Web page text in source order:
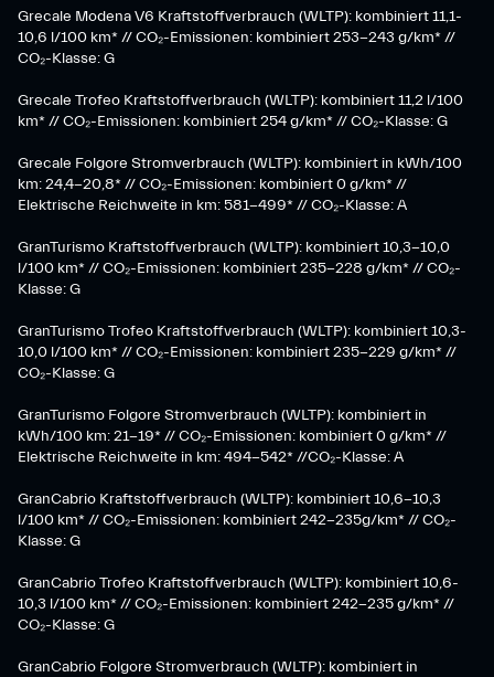
Grecale Modena V6 Kraftstoffverbrauch (WLTP): kombiniert 11,1-
10,6 l/100 km* // CO₂-Emissionen: kombiniert 253-243 g/km* //
CO₂-Klasse: G
Grecale Trofeo Kraftstoffverbrauch (WLTP): kombiniert 11,2 l/100
km* // CO₂-Emissionen: kombiniert 254 g/km* // CO₂-Klasse: G
Grecale Folgore Stromverbrauch (WLTP): kombiniert in kWh/100
km: 24,4-20,8* // CO₂-Emissionen: kombiniert 0 g/km* //
Elektrische Reichweite in km: 581-499* // CO₂-Klasse: A
GranTurismo Kraftstoffverbrauch (WLTP): kombiniert 10,3-10,0
l/100 km* // CO₂-Emissionen: kombiniert 235-228 g/km* // CO₂-
Klasse: G
GranTurismo Trofeo Kraftstoffverbrauch (WLTP): kombiniert 10,3-
10,0 l/100 km* // CO₂-Emissionen: kombiniert 235-229 g/km* //
CO₂-Klasse: G
GranTurismo Folgore Stromverbrauch (WLTP): kombiniert in
kWh/100 km: 21-19* // CO₂-Emissionen: kombiniert 0 g/km* //
Elektrische Reichweite in km: 494-542* //CO₂-Klasse: A
GranCabrio Kraftstoffverbrauch (WLTP): kombiniert 10,6-10,3
l/100 km* // CO₂-Emissionen: kombiniert 242-235g/km* // CO₂-
Klasse: G
GranCabrio Trofeo Kraftstoffverbrauch (WLTP): kombiniert 10,6-
10,3 l/100 km* // CO₂-Emissionen: kombiniert 242-235 g/km* //
CO₂-Klasse: G
GranCabrio Folgore Stromverbrauch (WLTP): kombiniert in